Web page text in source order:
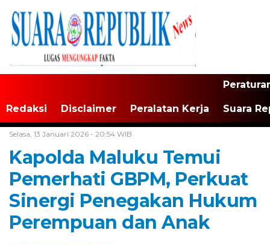
Redaksi Disclaimer Peralatan Kerja Suara
Selasa, 13 Januari 2026 - 20:54 WIB
Kapolda Maluku Temui
Pemerhati GBPM, Perkuat
Sinergi Penegakan Hukum
Perempuan dan Anak